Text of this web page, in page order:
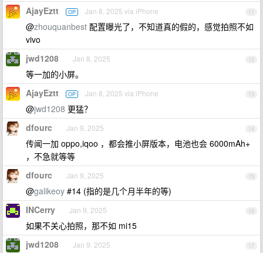
11
AjayEztt OP Jan 8, 2025 via iPhone
@zhouquanbest 配置曝光了，不知道真的假的，感觉拍照不如
vivo
12
jwd1208 Jan 8, 2025
等一加的小屏。
13
AjayEztt OP Jan 8, 2025 via iPhone
@jwd1208 更猛？
14
dfourc Jan 9, 2025
传闻一加 oppo,iqoo ，都会推小屏版本，电池也会 6000mAh+
，不急就等等
15
dfourc Jan 9, 2025
@galikeoy #14 (指的是几个月半年的等)
16
INCerry Jan 9, 2025
如果不关心拍照，那不如 mi15
17
jwd1208 Jan 9, 2025